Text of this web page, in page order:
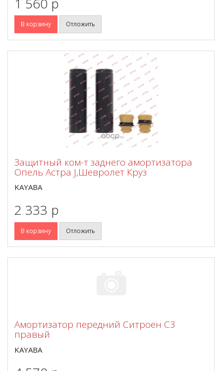
В корзину Отложить
Защитный ком-т заднего амортизатора
Опель Астра J,Шевролет Круз
KAYABA
2 333 p
В корзину Отложить
Амортизатор передний Ситроен С3
правый
KAYABA